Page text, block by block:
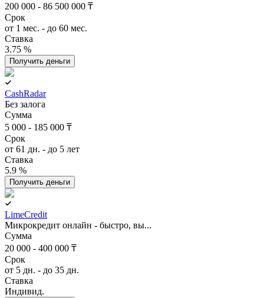
200 000 - 86 500 000 ₸
Срок
от 1 мес. - до 60 мес.
Ставка
3.75 %
Получить деньги
CashRadar
Без залога
Сумма
5 000 - 185 000 ₸
Срок
от 61 дн. - до 5 лет
Ставка
5.9 %
Получить деньги
LimeCredit
Микрокредит онлайн - быстро, вы...
Сумма
20 000 - 400 000 ₸
Срок
от 5 дн. - до 35 дн.
Ставка
Индивид.